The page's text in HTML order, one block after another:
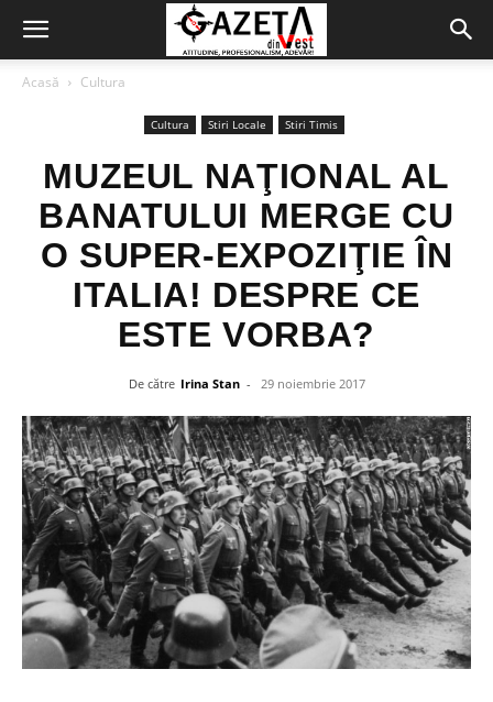
Acasă Cultura
Cultura Stiri Locale Stiri Timis
MUZEUL NAŢIONAL AL
BANATULUI MERGE CU
O SUPER-EXPOZIŢIE ÎN
ITALIA! DESPRE CE
ESTE VORBA?
De către Irina Stan - 29 noiembrie 2017